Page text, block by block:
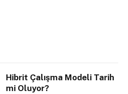
Hibrit Çalışma Modeli Tarih
mi Oluyor?